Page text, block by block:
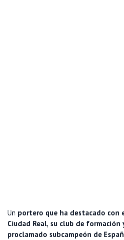
Un portero que ha destacado con
Ciudad Real, su club de formación
proclamado subcampeón de